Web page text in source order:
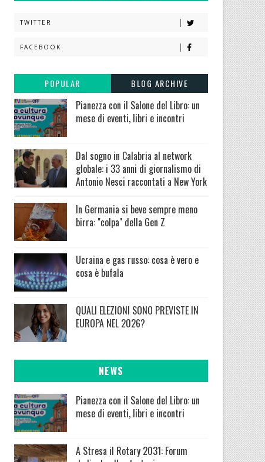
TWITTER
FACEBOOK
POPULAR BLOG ARCHIVE
Pianezza con il Salone del Libro: un
mese di eventi, libri e incontri
Dal sogno in Calabria al network
globale: i 33 anni di giornalismo di
Antonio Nesci raccontati a New York
In Germania si beve sempre meno
birra: "colpa" della Gen Z
Ucraina e gas russo: cosa è vero e
cosa è bufala
QUALI ELEZIONI SONO PREVISTE IN
EUROPA NEL 2026?
NEWS
Pianezza con il Salone del Libro: un
mese di eventi, libri e incontri
A Stresa il Rotary 2031: Forum